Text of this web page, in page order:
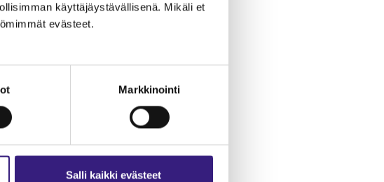
käyttäjäystävällisenä. Mikäli et
evästeet.
Markkinointi
Salli kaikki evästeet